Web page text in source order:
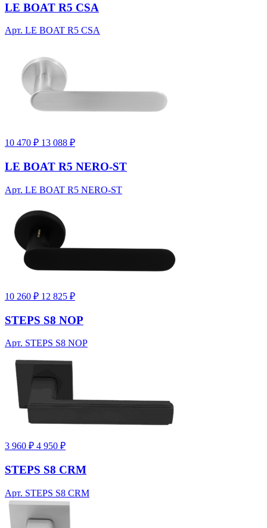
LE BOAT R5 CSA
Арт. LE BOAT R5 CSA
10 470 ₽ 13 088 ₽
LE BOAT R5 NERO-ST
Арт. LE BOAT R5 NERO-ST
10 260 ₽ 12 825 ₽
STEPS S8 NOP
Арт. STEPS S8 NOP
3 960 ₽ 4 950 ₽
STEPS S8 CRM
Арт. STEPS S8 CRM